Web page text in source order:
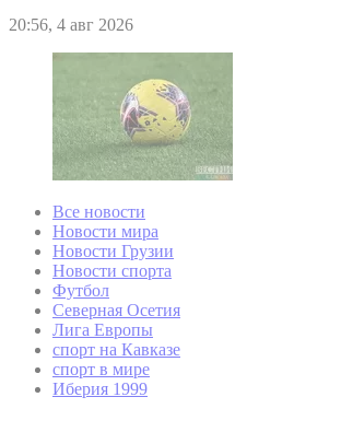
20:56, 4 авг 2026
Все новости
Новости мира
Новости Грузии
Новости спорта
Футбол
Северная Осетия
Лига Европы
спорт на Кавказе
спорт в мире
Иберия 1999